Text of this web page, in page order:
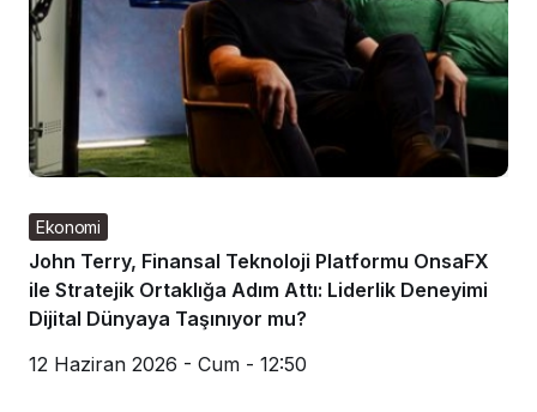
Ekonomi
John Terry, Finansal Teknoloji Platformu OnsaFX
ile Stratejik Ortaklığa Adım Attı: Liderlik Deneyimi
Dijital Dünyaya Taşınıyor mu?
12 Haziran 2026 - Cum - 12:50